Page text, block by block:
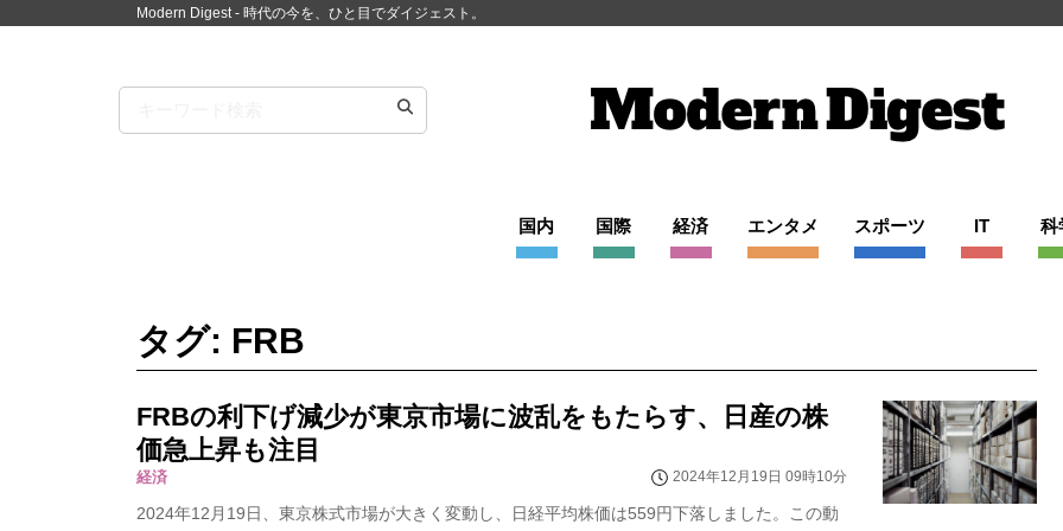
Modern Digest - 時代の今を、ひと目でダイジェスト。
国内 国際 経済 エンタメ スポーツ IT 科
タグ: FRB
FRBの利下げ減少が東京市場に波乱をもたらす、日産の株
価急上昇も注目
経済 2024年12月19日 09時10分
2024年12月19日、東京株式市場が大きく変動し、日経平均株価は559円下落しました。この動